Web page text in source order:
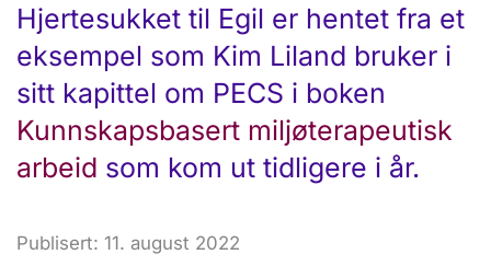
Hjertesukket til Egil er hentet fra et
eksempel som Kim Liland bruker i
sitt kapittel om PECS i boken
Kunnskapsbasert miljøterapeutisk
arbeid som kom ut tidligere i år.
Publisert: 11. august 2022